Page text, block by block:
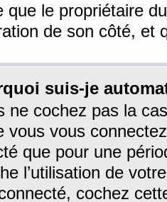
que le propriétaire
de son côté, et
suis-je
ne cochez pas la
vous vous
que pour une
l’utilisation de
cochez